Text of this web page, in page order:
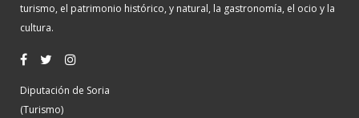
turismo, el patrimonio histórico, y natural, la gastronomía, el ocio y la
cultura.
Diputación de Soria
(Turismo)